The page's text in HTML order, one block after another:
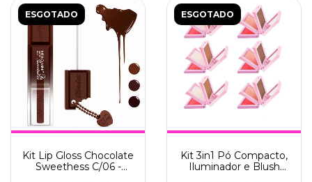
ESGOTADO
Kit Lip Gloss Chocolate
Sweethess C/06 -
ESGOTADO
Kit 3in1 Pó Compacto,
Iluminador e Blush